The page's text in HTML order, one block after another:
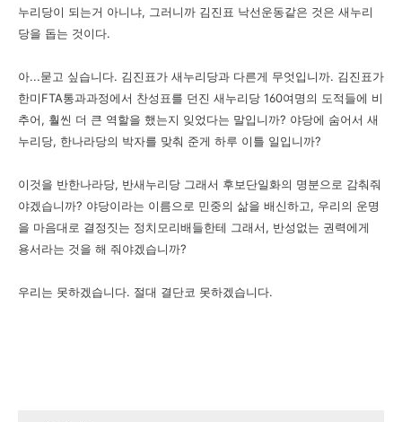
누리당이 되는거 아니냐, 그러니까 김진표 낙선운동같은 것은 새누리
당을 돕는 것이다.
아...묻고 싶습니다. 김진표가 새누리당과 다른게 무엇입니까. 김진표가
한미FTA통과과정에서 찬성표를 던진 새누리당 160여명의 도적들에 비
추어, 훨씬 더 큰 역할을 했는지 잊었다는 말입니까? 야당에 숨어서 새
누리당, 한나라당의 박자를 맞춰 준게 하루 이틀 일입니까?
이것을 반한나라당, 반새누리당 그래서 후보단일화의 명분으로 감춰줘
야겠습니까? 야당이라는 이름으로 민중의 삶을 배신하고, 우리의 운명
을 마음대로 결정짓는 정치모리배들한테 그래서, 반성없는 권력에게
용서라는 것을 해 줘야겠습니까?
우리는 못하겠습니다. 절대 결단코 못하겠습니다.